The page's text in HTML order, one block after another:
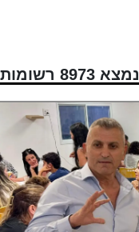
נמצא 8973 רשומות